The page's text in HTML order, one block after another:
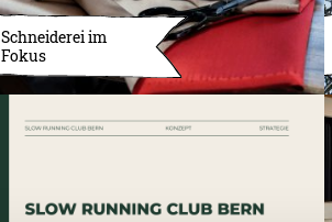
Schneiderei im
Fokus